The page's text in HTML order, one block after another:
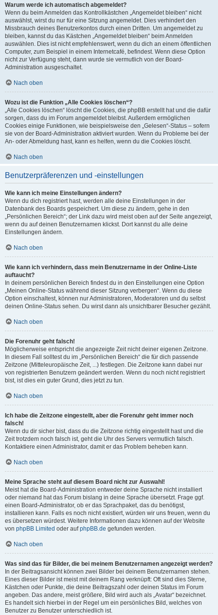
Warum werde ich automatisch abgemeldet?
Wenn du beim Anmelden das Kontrollkästchen „Angemeldet bleiben“ nicht
auswählst, wirst du nur für eine Sitzung angemeldet. Dies verhindert den
Missbrauch deines Benutzerkontos durch einen Dritten. Um angemeldet zu
bleiben, kannst du das Kästchen „Angemeldet bleiben“ beim Anmelden
auswählen. Dies ist nicht empfehlenswert, wenn du dich an einem öffentlichen
Computer, zum Beispiel in einem Internetcafé, befindest. Wenn diese Option
nicht zur Verfügung steht, dann wurde sie vermutlich von der Board-
Administration ausgeschaltet.
Nach oben
Wozu ist die Funktion „Alle Cookies löschen“?
„Alle Cookies löschen“ löscht die Cookies, die phpBB erstellt hat und die dafür
sorgen, dass du im Forum angemeldet bleibst. Außerdem ermöglichen
Cookies einige Funktionen, wie beispielsweise den „Gelesen“-Status – sofern
sie von der Board-Administration aktiviert wurden. Wenn du Probleme bei der
An- oder Abmeldung hast, kann es helfen, wenn du die Cookies löscht.
Nach oben
Benutzerpräferenzen und -einstellungen
Wie kann ich meine Einstellungen ändern?
Wenn du dich registriert hast, werden alle deine Einstellungen in der
Datenbank des Boards gespeichert. Um diese zu ändern, gehe in den
„Persönlichen Bereich“; der Link dazu wird meist oben auf der Seite angezeigt,
wenn du auf deinen Benutzernamen klickst. Dort kannst du alle deine
Einstellungen ändern.
Nach oben
Wie kann ich verhindern, dass mein Benutzername in der Online-Liste
auftaucht?
In deinem persönlichen Bereich findest du in den Einstellungen eine Option
„Meinen Online-Status während dieser Sitzung verbergen“. Wenn du diese
Option einschaltest, können nur Administratoren, Moderatoren und du selbst
deinen Online-Status sehen. Du wirst dann als unsichtbarer Besucher gezählt.
Nach oben
Die Forenuhr geht falsch!
Möglicherweise entspricht die angezeigte Zeit nicht deiner eigenen Zeitzone.
In diesem Fall solltest du im „Persönlichen Bereich“ die für dich passende
Zeitzone (Mitteleuropäische Zeit, ...) festlegen. Die Zeitzone kann dabei nur
von registrierten Benutzern geändert werden. Wenn du noch nicht registriert
bist, ist dies ein guter Grund, dies jetzt zu tun.
Nach oben
Ich habe die Zeitzone eingestellt, aber die Forenuhr geht immer noch
falsch!
Wenn du dir sicher bist, dass du die Zeitzone richtig eingestellt hast und die
Zeit trotzdem noch falsch ist, geht die Uhr des Servers vermutlich falsch.
Kontaktiere einen Administrator, damit er das Problem beheben kann.
Nach oben
Meine Sprache steht auf diesem Board nicht zur Auswahl!
Meist hat die Board-Administration entweder deine Sprache nicht installiert
oder niemand hat das Forum bislang in deine Sprache übersetzt. Frage ggf.
einen Board-Administrator, ob er das Sprachpaket, das du benötigst,
installieren kann. Falls es noch nicht existiert, würden wir uns freuen, wenn du
es übersetzen würdest. Weitere Informationen dazu können auf der Website
von phpBB Limited oder aufphpBB.de gefunden werden.
Nach oben
Was sind das für Bilder, die bei meinem Benutzernamen angezeigt werden?
In der Beitragsansicht können zwei Bilder bei deinem Benutzernamen stehen.
Eines dieser Bilder ist meist mit deinem Rang verknüpft: Oft sind dies Sterne,
Kästchen oder Punkte, die deine Beitragszahl oder deinen Status im Forum
angeben. Das andere, meist größere, Bild wird auch als „Avatar“ bezeichnet.
Es handelt sich hierbei in der Regel um ein persönliches Bild, welches von
Benutzer zu Benutzer unterschiedlich ist.